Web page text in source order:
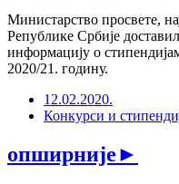
Министарство просвете,
Републике Србије
информацију о
2020/21. годину.
12.02.2020.
Конкурси и
опширније►